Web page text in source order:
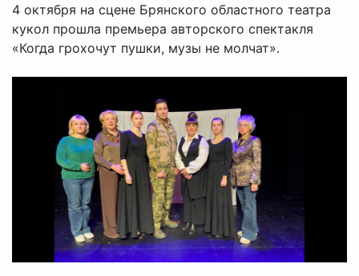
4 октября на сцене Брянского областного театра
кукол прошла премьера авторского спектакля
«Когда грохочут пушки, музы не молчат».